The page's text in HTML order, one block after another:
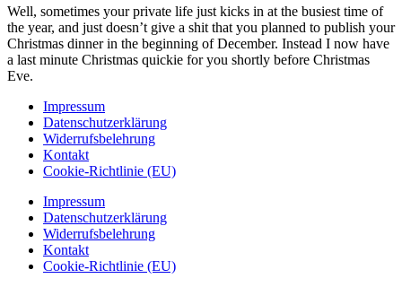
Well, sometimes your private life just kicks in at the busiest time of
the year, and just doesn’t give a shit that you planned to publish your
Christmas dinner in the beginning of December. Instead I now have
a last minute Christmas quickie for you shortly before Christmas
Eve.
Impressum
Datenschutzerklärung
Widerrufsbelehrung
Kontakt
Cookie-Richtlinie (EU)
Impressum
Datenschutzerklärung
Widerrufsbelehrung
Kontakt
Cookie-Richtlinie (EU)